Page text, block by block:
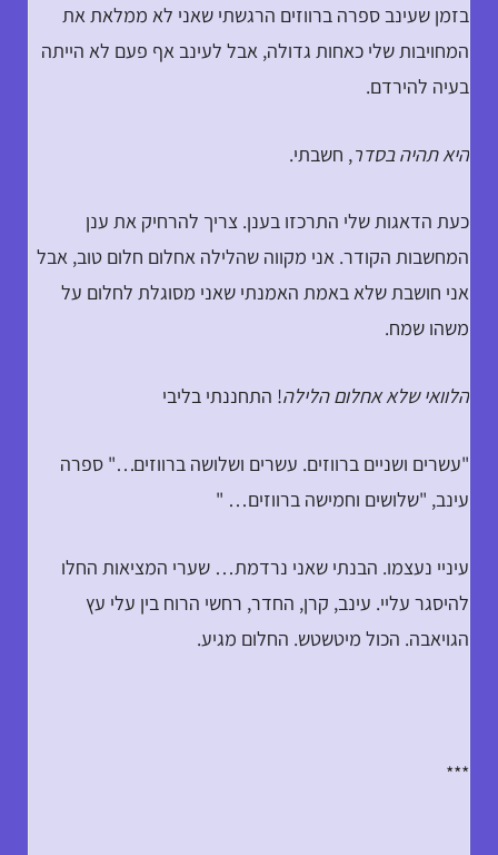
בזמן שעינב ספרה ברווזים הרגשתי שאני לא ממלאת את
המחויבות שלי כאחות גדולה, אבל לעינב אף פעם לא הייתה
בעיה להירדם.
היא תהיה בסדר, חשבתי.
כעת הדאגות שלי התרכזו בענן. צריך להרחיק את ענן
המחשבות הקודר. אני מקווה שהלילה אחלום חלום טוב, אבל
אני חושבת שלא באמת האמנתי שאני מסוגלת לחלום על
משהו שמח.
הלוואי שלא אחלום הלילה! התחננתי בליבי
"עשרים ושניים ברווזים. עשרים ושלושה ברווזים…" ספרה
עינב, "שלושים וחמישה ברווזים… "
עיניי נעצמו. הבנתי שאני נרדמת… שערי המציאות החלו
להיסגר עליי. עינב, קרן, החדר, רחשי הרוח בין עלי עץ
הגויאבה. הכול מיטשטש. החלום מגיע.
***